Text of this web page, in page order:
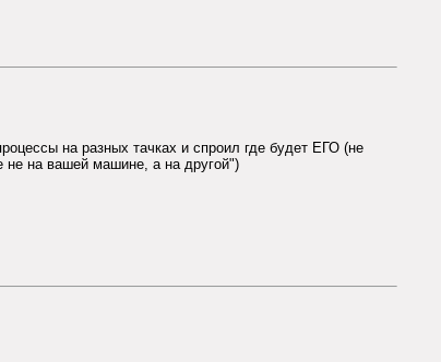
на разных тачках и спроил где будет ЕГО (не
не на вашей машине, а на другой")